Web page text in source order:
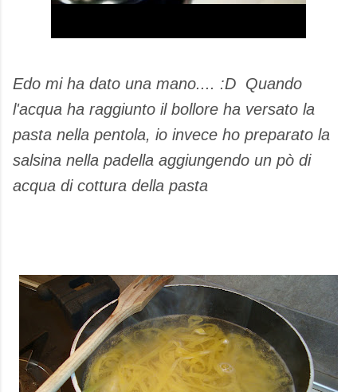
Edo mi ha dato una mano.... :D Quando
l'acqua ha raggiunto il bollore ha versato la
pasta nella pentola, io invece ho preparato la
salsina nella padella aggiungendo un pò di
acqua di cottura della pasta